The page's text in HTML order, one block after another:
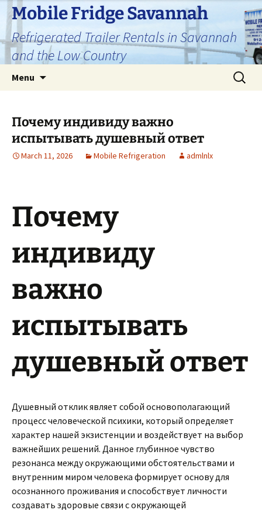
Skip
content
Mobile Fridge Savannah
Refrigerated Trailer Rentals in Savannah
and the Low Country
Menu
Search
for:
Почему индивиду важно
испытывать душевный ответ
March 11, 2026 Mobile Refrigeration admlnlx
Почему
индивиду
важно
испытывать
душевный ответ
Душевный отклик являет собой основополагающий
процесс человеческой психики, который определяет
характер нашей экзистенции и воздействует на выбор
важнейших решений. Данное глубинное чувство
резонанса между окружающими обстоятельствами и
внутренним миром человека формирует основу для
осознанного проживания и способствует личности
создавать здоровые связи с окружающей